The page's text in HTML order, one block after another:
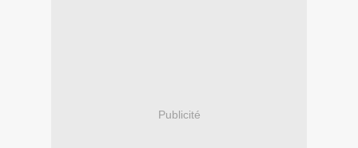
Publicité